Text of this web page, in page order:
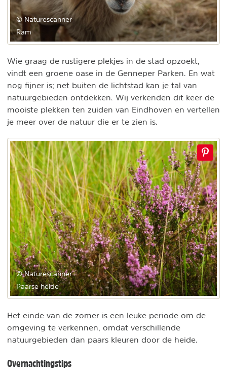
© Naturescanner
Ram
Wie graag de rustigere plekjes in de stad opzoekt,
vindt een groene oase in de Genneper Parken. En wat
nog fijner is; net buiten de lichtstad kan je tal van
natuurgebieden ontdekken. Wij verkenden dit keer de
mooiste plekken ten zuiden van Eindhoven en vertellen
je meer over de natuur die er te zien is.
© Naturescanner
Paarse heide
Het einde van de zomer is een leuke periode om de
omgeving te verkennen, omdat verschillende
natuurgebieden dan paars kleuren door de heide.
Overnachtingstips